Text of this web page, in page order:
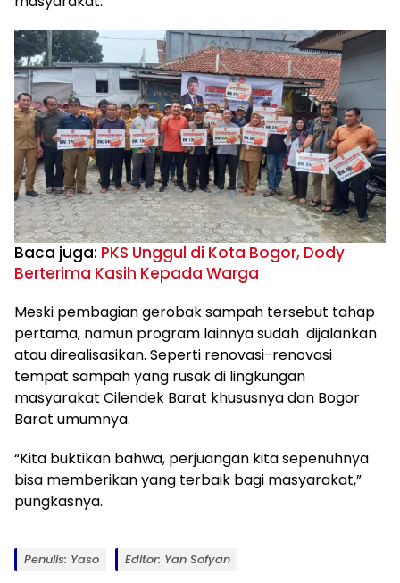
Baca juga: PKS Unggul di Kota Bogor, Dody
Berterima Kasih Kepada Warga
Meski pembagian gerobak sampah tersebut tahap
pertama, namun program lainnya sudah dijalankan
atau direalisasikan. Seperti renovasi-renovasi
tempat sampah yang rusak di lingkungan
masyarakat Cilendek Barat khususnya dan Bogor
Barat umumnya.
“Kita buktikan bahwa, perjuangan kita sepenuhnya
bisa memberikan yang terbaik bagi masyarakat,”
pungkasnya.
Penulis: Yaso Editor: Yan Sofyan